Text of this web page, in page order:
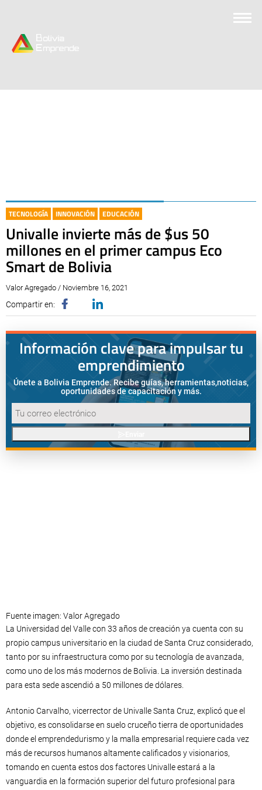
TECNOLOGÍA INNOVACIÓN EDUCACIÓN
Univalle invierte más de $us 50
millones en el primer campus Eco
Smart de Bolivia
Valor Agregado / Noviembre 16, 2021
Compartir en:
Información clave para impulsar tu
emprendimiento
Únete a Bolivia Emprende. Recibe guías, herramientas,noticias,
oportunidades de capacitación y más.
Fuente imagen: Valor Agregado
La Universidad del Valle con 33 años de creación ya cuenta con su
propio campus universitario en la ciudad de Santa Cruz considerado,
tanto por su infraestructura como por su tecnología de avanzada,
como uno de los más modernos de Bolivia. La inversión destinada
para esta sede ascendió a 50 millones de dólares.
Antonio Carvalho, vicerrector de Univalle Santa Cruz, explicó que el
objetivo, es consolidarse en suelo cruceño tierra de oportunidades
donde el emprendedurismo y la malla empresarial requiere cada vez
más de recursos humanos altamente calificados y visionarios,
tomando en cuenta estos dos factores Univalle estará a la
vanguardia en la formación superior del futuro profesional para